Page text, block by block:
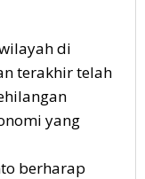
di
terakhir telah
yang
berharap